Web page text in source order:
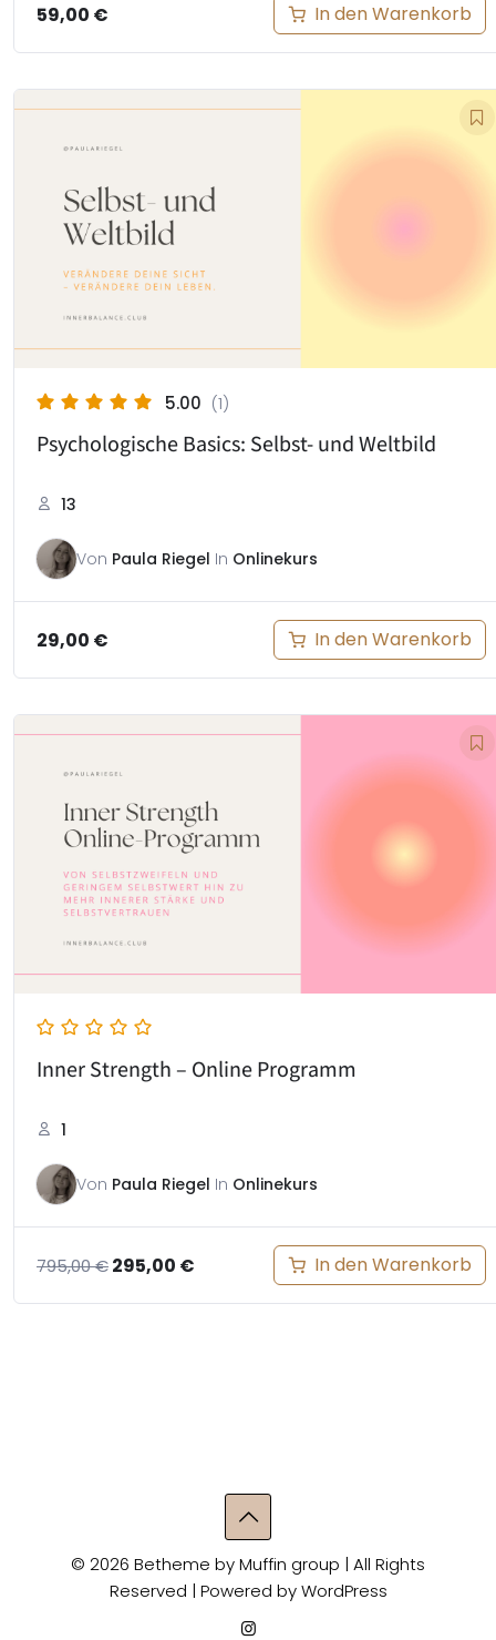
59,00 € In den Warenkorb
5.00 (1)
Psychologische Basics: Selbst- und Weltbild
13
Von Paula Riegel In Onlinekurs
29,00 € In den Warenkorb
Inner Strength – Online Programm
1
Von Paula Riegel In Onlinekurs
795,00€Ursprünglicher
295,00 € In den Warenkorb
© 2026 Betheme byMuffin group | All Rights
Reserved | Powered byWordPress